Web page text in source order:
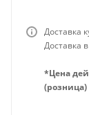
Доставка
Доставка
*Цена
(розница)